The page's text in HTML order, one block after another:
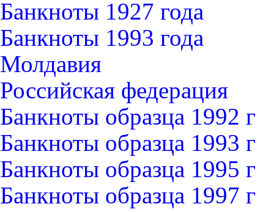
Банкноты 1927 года
Банкноты 1993 года
Молдавия
Российская федерация
Банкноты образца 1992 г
Банкноты образца 1993 г
Банкноты образца 1995 г
Банкноты образца 1997 г